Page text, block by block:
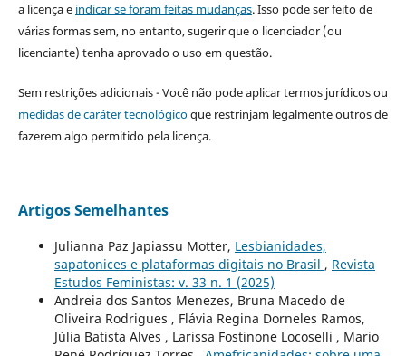
a licença e indicar se foram feitas mudanças. Isso pode ser feito de
várias formas sem, no entanto, sugerir que o licenciador (ou
licenciante) tenha aprovado o uso em questão.
Sem restrições adicionais - Você não pode aplicar termos jurídicos ou
medidas de caráter tecnológicoque restrinjam legalmente outros de
fazerem algo permitido pela licença.
Artigos Semelhantes
Julianna Paz Japiassu Motter, Lesbianidades,
sapatonices e plataformas digitais no Brasil , Revista
Estudos Feministas: v. 33 n. 1 (2025)
Andreia dos Santos Menezes, Bruna Macedo de
Oliveira Rodrigues , Flávia Regina Dorneles Ramos,
Júlia Batista Alves , Larissa Fostinone Locoselli , Mario